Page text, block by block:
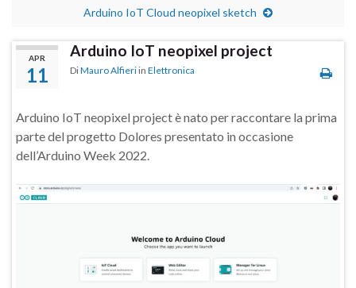
Arduino IoT Cloud neopixel sketch
APR
11
Arduino IoT neopixel project
DiMauro Alfieri in Elettronica
Arduino IoT neopixel project è nato per raccontare la prima
parte del progetto Dolores presentato in occasione
dell’Arduino Week 2022.